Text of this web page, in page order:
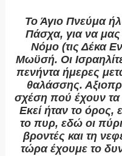
Το Άγιο Πνεύμα
Πάσχα, για να μας
Νόμο (τις Δέκα
Μωϋσή. Οι
πενήντα ήμερες
θαλάσσης.
σχέση πού έχουν τα
Εκεί ήταν το όρος,
το πυρ, εδώ οι
βροντές και τη
τώρα έχουμε το